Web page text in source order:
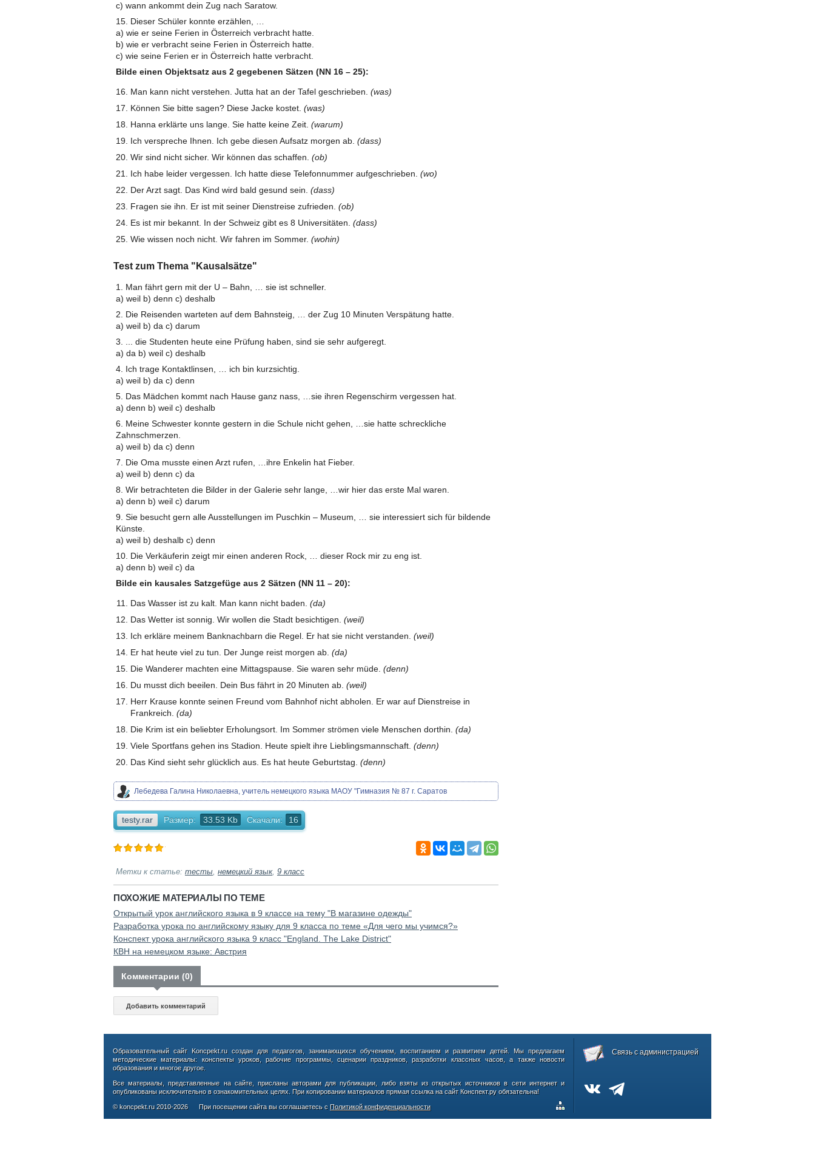
c) wann ankommt dein Zug nach Saratow.
15. Dieser Schüler konnte erzählen, …
a) wie er seine Ferien in Österreich verbracht hatte.
b) wie er verbracht seine Ferien in Österreich hatte.
c) wie seine Ferien er in Österreich hatte verbracht.
Bilde einen Objektsatz aus 2 gegebenen Sätzen (NN 16 – 25):
Man kann nicht verstehen. Jutta hat an der Tafel geschrieben. (was)
Können Sie bitte sagen? Diese Jacke kostet. (was)
Hanna erklärte uns lange. Sie hatte keine Zeit. (warum)
Ich verspreche Ihnen. Ich gebe diesen Aufsatz morgen ab. (dass)
Wir sind nicht sicher. Wir können das schaffen. (ob)
Ich habe leider vergessen. Ich hatte diese Telefonnummer aufgeschrieben. (wo)
Der Arzt sagt. Das Kind wird bald gesund sein. (dass)
Fragen sie ihn. Er ist mit seiner Dienstreise zufrieden. (ob)
Es ist mir bekannt. In der Schweiz gibt es 8 Universitäten. (dass)
Wie wissen noch nicht. Wir fahren im Sommer. (wohin)
Test zum Thema "Kausalsätze"
1. Man fährt gern mit der U – Bahn, … sie ist schneller.
a) weil b) denn c) deshalb
2. Die Reisenden warteten auf dem Bahnsteig, … der Zug 10 Minuten Verspätung hatte.
a) weil b) da c) darum
3. ... die Studenten heute eine Prüfung haben, sind sie sehr aufgeregt.
a) da b) weil c) deshalb
4. Ich trage Kontaktlinsen, … ich bin kurzsichtig.
a) weil b) da c) denn
5. Das Mädchen kommt nach Hause ganz nass, …sie ihren Regenschirm vergessen hat.
a) denn b) weil c) deshalb
6. Meine Schwester konnte gestern in die Schule nicht gehen, …sie hatte schreckliche
Zahnschmerzen.
a) weil b) da c) denn
7. Die Oma musste einen Arzt rufen, …ihre Enkelin hat Fieber.
a) weil b) denn c) da
8. Wir betrachteten die Bilder in der Galerie sehr lange, …wir hier das erste Mal waren.
a) denn b) weil c) darum
9. Sie besucht gern alle Ausstellungen im Puschkin – Museum, … sie interessiert sich für bildende
Künste.
a) weil b) deshalb c) denn
10. Die Verkäuferin zeigt mir einen anderen Rock, … dieser Rock mir zu eng ist.
a) denn b) weil c) da
Bilde ein kausales Satzgefüge aus 2 Sätzen (NN 11 – 20):
Das Wasser ist zu kalt. Man kann nicht baden. (da)
Das Wetter ist sonnig. Wir wollen die Stadt besichtigen. (weil)
Ich erkläre meinem Banknachbarn die Regel. Er hat sie nicht verstanden. (weil)
Er hat heute viel zu tun. Der Junge reist morgen ab. (da)
Die Wanderer machten eine Mittagspause. Sie waren sehr müde. (denn)
Du musst dich beeilen. Dein Bus fährt in 20 Minuten ab. (weil)
Herr Krause konnte seinen Freund vom Bahnhof nicht abholen. Er war auf Dienstreise in
Frankreich. (da)
Die Krim ist ein beliebter Erholungsort. Im Sommer strömen viele Menschen dorthin. (da)
Viele Sportfans gehen ins Stadion. Heute spielt ihre Lieblingsmannschaft. (denn)
Das Kind sieht sehr glücklich aus. Es hat heute Geburtstag. (denn)
Лебедева Галина Николаевна, учитель немецкого языка МАОУ "Гимназия № 87 г. Саратов
testy.rar Размер: 33.53 Kb Скачали: 16
Метки к статье: тесты, немецкий язык, 9 класс
ПОХОЖИЕ МАТЕРИАЛЫ ПО ТЕМЕ
Открытый урок английского языка в 9 классе на тему "В магазине одежды"
Разработка урока по английскому языку для 9 класса по теме «Для чего мы учимся?»
Конспект урока английского языка 9 класс "England. The Lake District"
КВН на немецком языке: Австрия
Комментарии (0)
Добавить комментарий
Образовательный сайт Koncpekt.ru создан для педагогов, занимающихся обучением, воспитанием и развитием детей. Мы предлагаем
методические материалы: конспекты уроков, рабочие программы, сценарии праздников, разработки классных часов, а также новости
образования и многое другое.
Все материалы, представленные на сайте, присланы авторами для публикации, либо взяты из открытых источников в сети интернет и
опубликованы исключительно в ознакомительных целях. При копировании материалов прямая ссылка на сайт Конспект.ру обязательна!
© koncpekt.ru2010-2026При посещении сайта вы соглашаетесь с Политикой конфиденциальности
Связь с администрацией